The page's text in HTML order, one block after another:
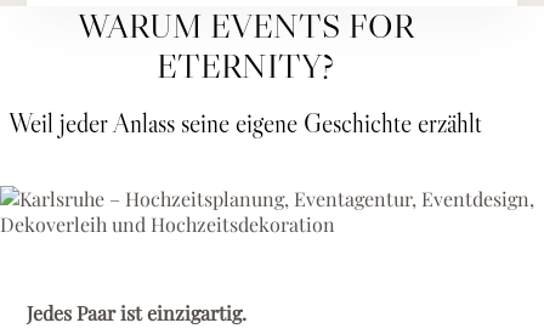
WARUM EVENTS FOR
ETERNITY?
Weil jeder Anlass seine eigene Geschichte erzählt
Jedes Paar ist einzigartig.